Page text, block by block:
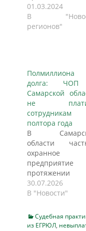
ГУФССП России
Волгоградской
области
заработной
компенсацию
морального
женщина
организацию
рассчитывали
получать
заработную
согласно
периодичности,
трудовом
…
01.03.2024
В
регионов"
Полмиллиона
долга:
Самарской
не
сотрудникам
полтора года
В
области
охранное
предприятие
протяжении
полутора лет
платило
перед
работниками
30.07.2026
В "Новости"
Categories
Судебная
из ЕГРЮЛ,